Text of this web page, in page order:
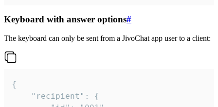
Keyboard with answer options#
The keyboard can only be sent from a JivoChat app user to a client:
{